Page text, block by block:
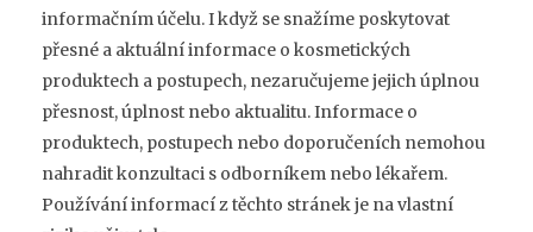
informačním účelu. I když se snažíme poskytovat
přesné a aktuální informace o kosmetických
produktech a postupech, nezaručujeme jejich úplnou
přesnost, úplnost nebo aktualitu. Informace o
produktech, postupech nebo doporučeních nemohou
nahradit konzultaci s odborníkem nebo lékařem.
Používání informací z těchto stránek je na vlastní